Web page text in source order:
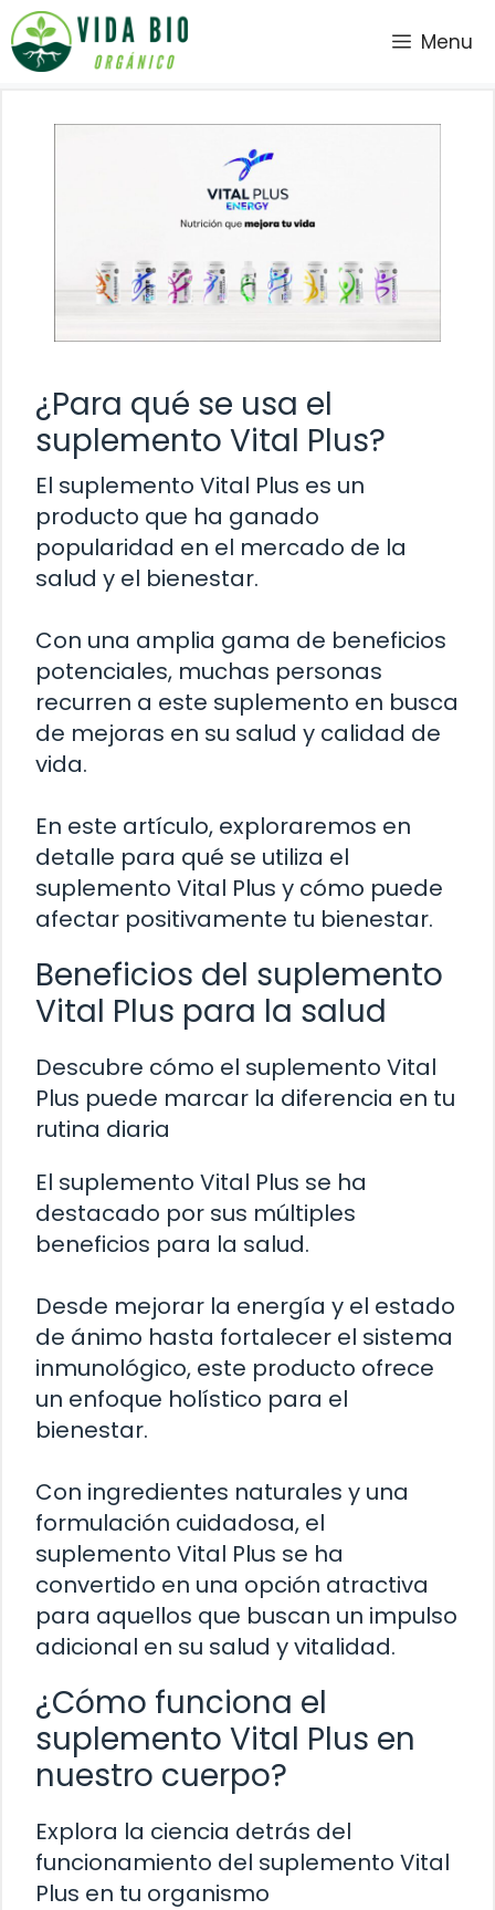
Saltar
al
contenido
Menu
¿Para qué se usa el
suplemento Vital Plus?
El suplemento Vital Plus es un
producto que ha ganado
popularidad en el mercado de la
salud y el bienestar.
Con una amplia gama de beneficios
potenciales, muchas personas
recurren a este suplemento en busca
de mejoras en su salud y calidad de
vida.
En este artículo, exploraremos en
detalle para qué se utiliza el
suplemento Vital Plus y cómo puede
afectar positivamente tu bienestar.
Beneficios del suplemento
Vital Plus para la salud
Descubre cómo el suplemento Vital
Plus puede marcar la diferencia en tu
rutina diaria
El suplemento Vital Plus se ha
destacado por sus múltiples
beneficios para la salud.
Desde mejorar la energía y el estado
de ánimo hasta fortalecer el sistema
inmunológico, este producto ofrece
un enfoque holístico para el
bienestar.
Con ingredientes naturales y una
formulación cuidadosa, el
suplemento Vital Plus se ha
convertido en una opción atractiva
para aquellos que buscan un impulso
adicional en su salud y vitalidad.
¿Cómo funciona el
suplemento Vital Plus en
nuestro cuerpo?
Explora la ciencia detrás del
funcionamiento del suplemento Vital
Plus en tu organismo